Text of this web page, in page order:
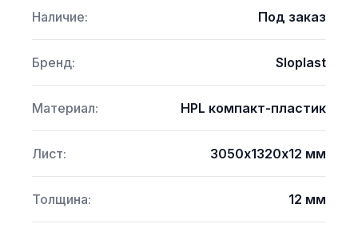
Наличие: Под заказ
Бренд: Sloplast
Материал: HPL компакт-пластик
Лист: 3050х1320х12 мм
Толщина: 12 мм